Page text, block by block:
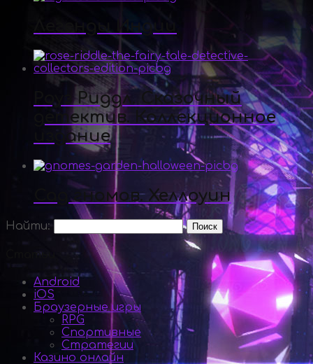
Легенды Индии
Роуз Риддл. Сказочный
детектив. Коллекционное
издание
Сад гномов. Хеллоуин
Найти:
Статьи
Android
iOS
Браузерные игры
RPG
Спортивные
Стратегии
Казино онлайн